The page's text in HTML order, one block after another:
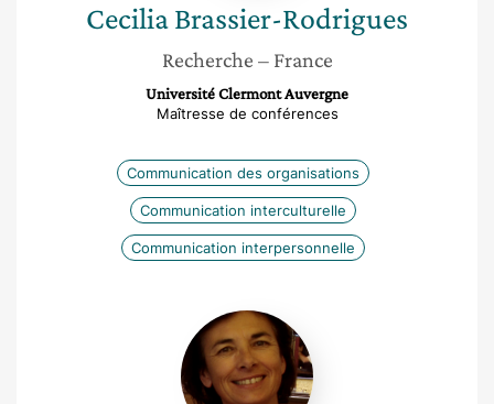
CeciliaBrassier-Rodrigues
Recherche – France
Université Clermont Auvergne
Maîtresse de conférences
Communication des organisations
Communication interculturelle
Communication interpersonnelle
Christine
Develotte